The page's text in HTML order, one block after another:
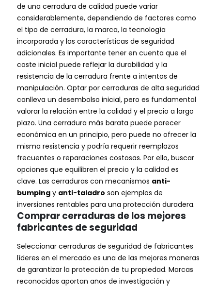
de una cerradura de calidad puede variar
considerablemente, dependiendo de factores como
el tipo de cerradura, la marca, la tecnología
incorporada y las características de seguridad
adicionales. Es importante tener en cuenta que el
coste inicial puede reflejar la durabilidad y la
resistencia de la cerradura frente a intentos de
manipulación. Optar por cerraduras de alta seguridad
conlleva un desembolso inicial, pero es fundamental
valorar la relación entre la calidad y el precio a largo
plazo. Una cerradura más barata puede parecer
económica en un principio, pero puede no ofrecer la
misma resistencia y podría requerir reemplazos
frecuentes o reparaciones costosas. Por ello, buscar
opciones que equilibren el precio y la calidad es
clave. Las cerraduras con mecanismos anti-
bumping y anti-taladro son ejemplos de
inversiones rentables para una protección duradera.
Comprar cerraduras de los mejores
fabricantes de seguridad
Seleccionar cerraduras de seguridad de fabricantes
líderes en el mercado es una de las mejores maneras
de garantizar la protección de tu propiedad. Marcas
reconocidas aportan años de investigación y